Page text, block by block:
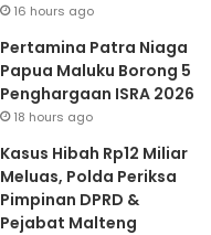
16 hours ago
Pertamina Patra Niaga
Papua Maluku Borong 5
Penghargaan ISRA 2026
18 hours ago
Kasus Hibah Rp12 Miliar
Meluas, Polda Periksa
Pimpinan DPRD &
Pejabat Malteng